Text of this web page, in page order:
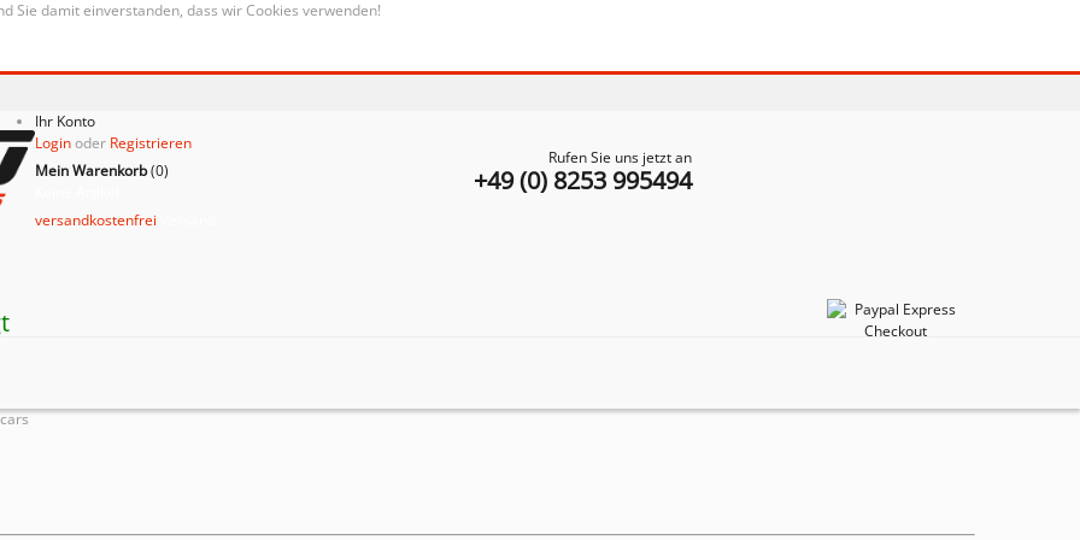
Sie damit einverstanden, dass wir Cookies verwenden!
Rufen Sie uns jetzt an
+49 (0) 8253 995494
Ihr Konto
Loginoder Registrieren
Mein Warenkorb(0)
versandkostenfrei